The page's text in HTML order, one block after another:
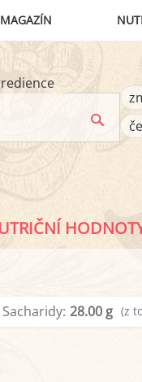
MAGAZÍN
Sacharidy: 28.00 g (z